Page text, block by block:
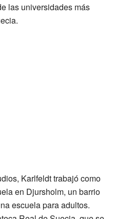
las universidades más
Karlfeldt trabajó como
en Djursholm, un barrio
escuela para adultos.